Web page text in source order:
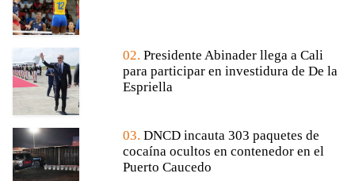
02. Presidente Abinader llega a Cali
para participar en investidura de De la
Espriella
03. DNCD incauta 303 paquetes de
cocaína ocultos en contenedor en el
Puerto Caucedo